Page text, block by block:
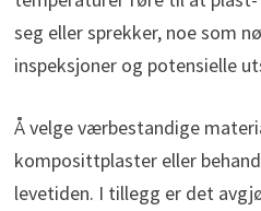
seg eller sprekker, noe som
inspeksjoner og potensielle
Å velge værbestandige
komposittplaster eller
levetiden. I tillegg er det